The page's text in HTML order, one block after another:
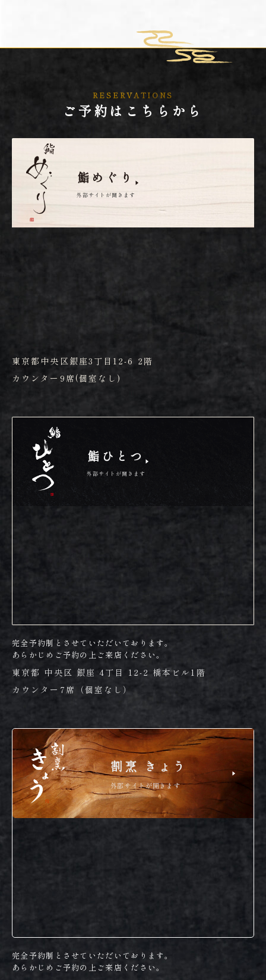
RESERVATIONS
ご予約はこちらから
鮨めぐり
外部サイトが開きます
東京都中央区銀座3丁目12-6 2階
カウンター9席(個室なし)
鮨ひとつ
外部サイトが開きます
完全予約制とさせていただいております。
あらかじめご予約の上ご来店ください。
東京都 中央区 銀座 4丁目 12-2 橋本ビル1階
カウンター7席（個室なし）
割烹 きょう
外部サイトが開きます
完全予約制とさせていただいております。
あらかじめご予約の上ご来店ください。